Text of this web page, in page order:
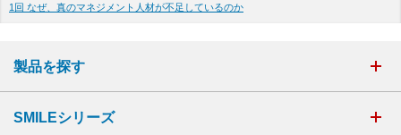
1回 なぜ、真のマネジメント人材が不足しているのか
製品を探す
SMILEシリーズ